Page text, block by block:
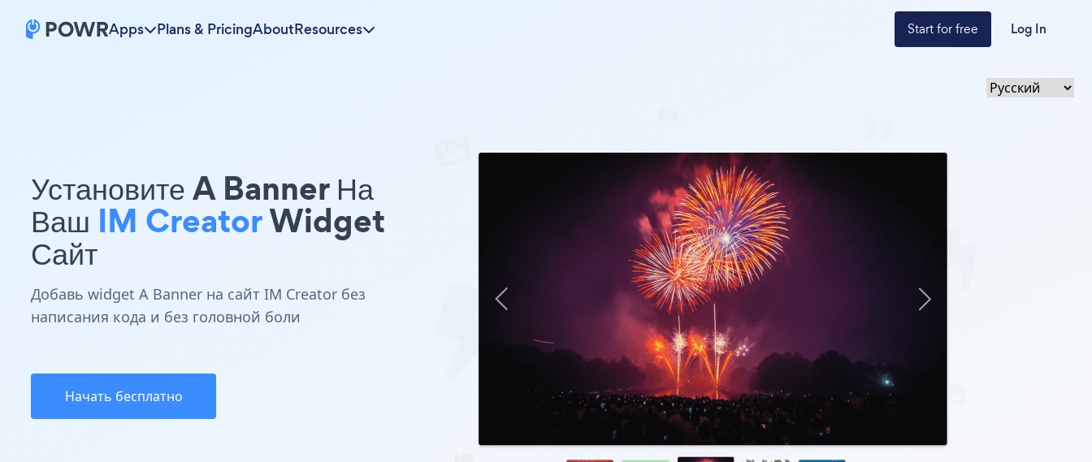
Apps Plans & PricingAboutResources Start for free Log In
Установите A Banner На
Ваш IM CreatorWidget
Сайт
Добавь widget A Banner на сайт IM Creator без
написания кода и без головной боли
Начать бесплатно